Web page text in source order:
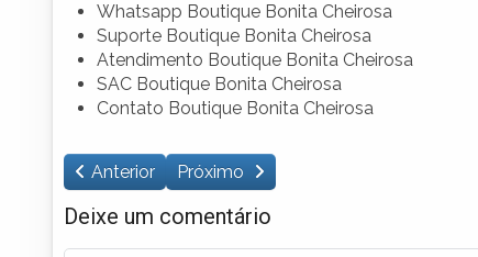
Whatsapp Boutique Bonita Cheirosa
Suporte Boutique Bonita Cheirosa
Atendimento Boutique Bonita Cheirosa
SAC Boutique Bonita Cheirosa
Contato Boutique Bonita Cheirosa
Anterior Próximo
Deixe um comentário